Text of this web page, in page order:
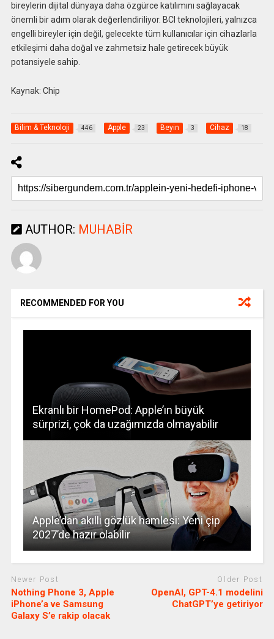
bireylerin dijital dünyaya daha özgürce katılımını sağlayacak
önemli bir adım olarak değerlendiriliyor. BCI teknolojileri, yalnızca
engelli bireyler için değil, gelecekte tüm kullanıcılar için cihazlarla
etkileşimi daha doğal ve zahmetsiz hale getirecek büyük
potansiyele sahip.
Kaynak: Chip
Bilim & Teknoloji 446 Apple 23 Beyin 3 Cihaz 18
AUTHOR: MUHABIR
RECOMMENDED FOR YOU
Ekranlı bir HomePod: Apple’ın büyük
sürprizi, çok da uzağımızda olmayabilir
Apple’dan akıllı gözlük hamlesi: Yeni çip
2027’de hazır olabilir
Newer Post
Nothing Phone 3, Apple
iPhone’a ve Samsung
Galaxy S’e rakip olacak
Older Post
OpenAI, GPT-4.1 modelini
ChatGPT’ye getiriyor